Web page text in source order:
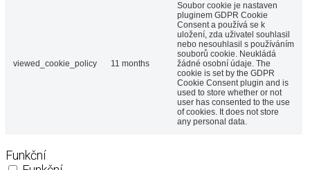
viewed_cookie_policy 11 months
Soubor cookie je nastaven
pluginem GDPR Cookie
Consent a používá se k
uložení, zda uživatel souhlasil
nebo nesouhlasil s používáním
souborů cookie. Neukládá
žádné osobní údaje. The
cookie is set by the GDPR
Cookie Consent plugin and is
used to store whether or not
user has consented to the use
of cookies. It does not store
any personal data.
Funkční